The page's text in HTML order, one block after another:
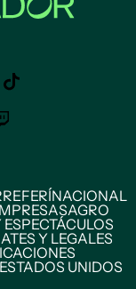
REFERÍNACIONAL
AGRO
Y LEGALES
ESTADOS UNIDOS